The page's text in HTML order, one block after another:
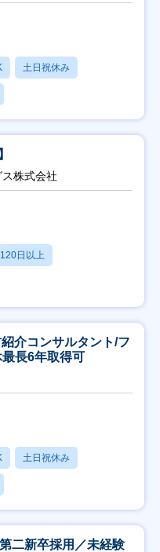
土日祝休み
株式会社
日以上
介コンサルタント/フ
長6年取得可
土日祝休み
二新卒採用／未経験